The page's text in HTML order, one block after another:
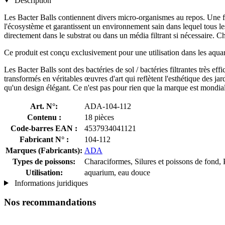
Les Bacter Balls contiennent divers micro-organismes au repos.
l'écosystème et garantissent un environnement sain dans lequel tous
directement dans le substrat ou dans un média filtrant si nécessaire.
Ce produit est conçu exclusivement pour une utilisation dans les
Les Bacter Balls sont des bactéries de sol / bactéries filtrantes très
transformés en véritables œuvres d'art qui reflètent l'esthétique des
qu'un design élégant. Ce n'est pas pour rien que la marque est
Art. N°:
ADA-104-112
Contenu :
18 pièces
Code-barres EAN :
4537934041121
Fabricant N° :
104-112
Marques (Fabricants): ADA
Types de poissons:
Characiformes, Silures et poissons de fond,
Utilisation:
aquarium, eau douce
Informations juridiques
Nos recommandations